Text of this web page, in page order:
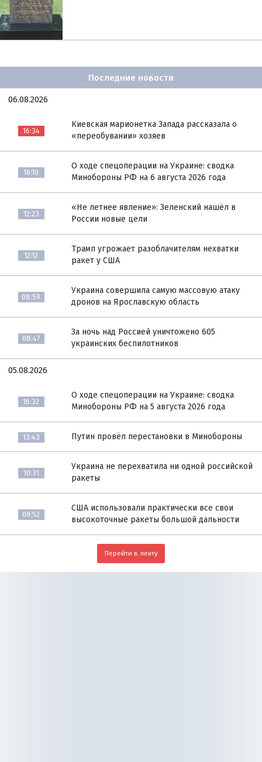
Последние новости
06.08.2026
16:34
Киевская марионетка Запада рассказала о
«переобувании» хозяев
16:10
О ходе спецоперации на Украине: сводка
Минобороны РФ на 6 августа 2026 года
12:23
«Не летнее явление»: Зеленский нашёл в
России новые цели
12:12
Трамп угрожает разоблачителям нехватки
ракет у США
08:59
Украина совершила самую массовую атаку
дронов на Ярославскую область
08:47
За ночь над Россией уничтожено 605
украинских беспилотников
05.08.2026
16:32
О ходе спецоперации на Украине: сводка
Минобороны РФ на 5 августа 2026 года
13:43 Путин провёл перестановки в Минобороны
10:31
Украина не перехватила ни одной российской
ракеты
09:52
США использовали практически все свои
высокоточные ракеты большой дальности
Перейти в ленту